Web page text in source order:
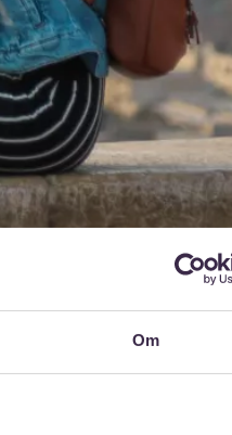
Om
du gjør som
stadig går tilbake